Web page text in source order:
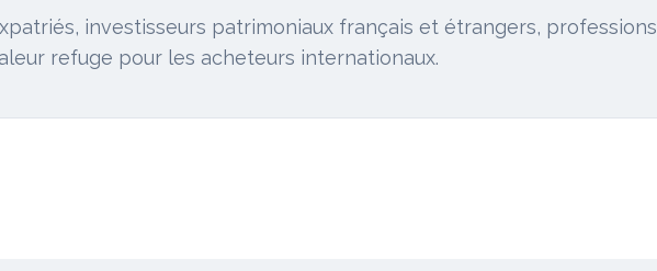
investisseurs patrimoniaux français et étrangers, professions
refuge pour les acheteurs internationaux.